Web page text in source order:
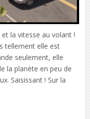
la vitesse au volant !
tellement elle est
seulement, elle
la planète en peu de
Saisissant ! Sur la